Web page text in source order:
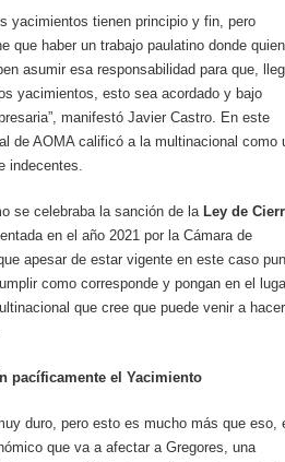
yacimientos tienen principio y fin, pero
que haber un trabajo paulatino donde
asumir esa responsabilidad para que,
yacimientos, esto sea acordado y bajo
manifestó Javier Castro. En este
de AOMA calificó a la multinacional como
indecentes.
se celebraba la sanción de la Ley de
en el año 2021 por la Cámara de
apesar de estar vigente en este caso
como corresponde y pongan en el
que cree que puede venir a
pacíficamente el Yacimiento
duro, pero esto es mucho más que eso,
que va a afectar a Gregores, una